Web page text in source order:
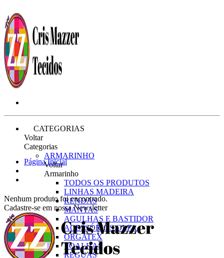
CATEGORIAS
Voltar
Categorias
ARMARINHO
Voltar
Armarinho
TODOS OS PRODUTOS
LINHAS MADEIRA
RENDAS
MANTAS
AGULHAS E BASTIDOR
ACESSÓRIOS OLFA
ORGATEX
TOALHAS
RÉGUAS
Página Inicial
Nenhum produto foi encontrado.
Cadastre-se em nossa Newsletter